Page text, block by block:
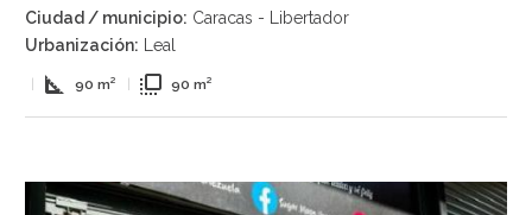
Ciudad / municipio: Caracas - Libertador
Urbanización: Leal
square_foot 90 m² flip_to_front 90 m²